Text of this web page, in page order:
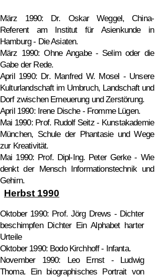
März 1990: Dr. Oskar Weggel, China-
Referent am Institut für Asienkunde in
Hamburg - Die Asiaten.
März 1990: Ohne Angabe - Selim oder die
Gabe der Rede.
April 1990: Dr. Manfred W. Mosel - Unsere
Kulturlandschaft im Umbruch, Landschaft und
Dorf zwischen Erneuerung und Zerstörung.
April 1990: Irene Dische - Fromme Lügen.
Mai 1990: Prof. Rudolf Seitz - Kunstakademie
München, Schule der Phantasie und Wege
zur Kreativität.
Mai 1990: Prof. Dipl-Ing. Peter Gerke - Wie
denkt der Mensch Informationstechnik und
Gehirn.
Herbst 1990
Oktober 1990: Prof. Jörg Drews - Dichter
beschimpfen Dichter Ein Alphabet harter
Urteile
Oktober 1990: Bodo Kirchhoff - Infanta.
November 1990: Leo Ernst - Ludwig
Thoma. Ein biographisches Portrait von